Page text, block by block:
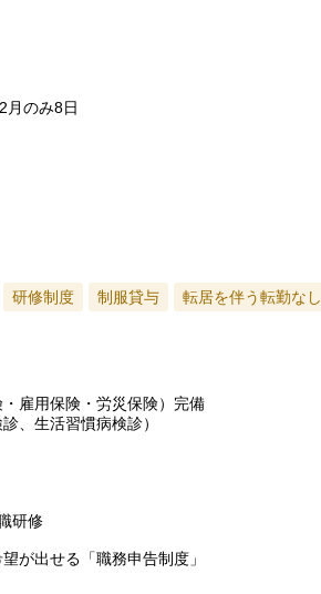
月のみ8日
研修制度 制服貸与 転居を伴う転勤なし
雇用保険・労災保険）完備
、生活習慣病検診）
研修
が出せる「職務申告制度」